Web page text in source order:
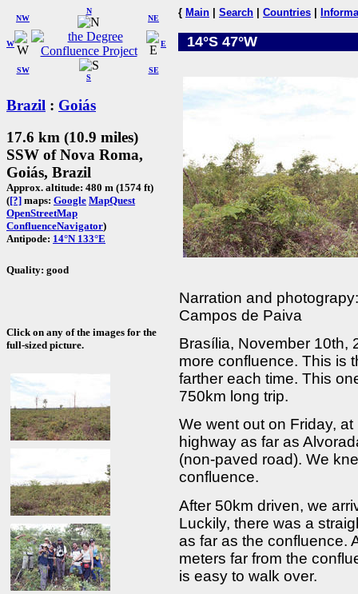
W
NW
N
NE
SW
S
SE
E
Brazil : Goiás
17.6 km (10.9 miles)
SSW of Nova Roma,
Goiás, Brazil
Approx. altitude: 480 m (1574 ft)
([?] maps: Google MapQuest
OpenStreetMap
ConfluenceNavigator)
Antipode: 14°N 133°E
Quality: good
Click on any of the images for the
full-sized picture.
{ Main Search Countries
14°S 47°W
Narration and
Campos de Paiva
Brasília, November 10th,
more confluence. This is
farther each time. This
750km long trip.
We went out on Friday,
highway as far as
(non-paved road). We
confluence.
After 50km driven, we
Luckily, there was a
as far as the confluence.
meters far from the
is easy to walk over.